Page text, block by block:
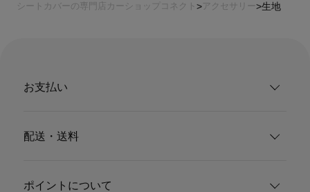
シートカバーの専門店カーショップコネクト アクセサリー 生地
お支払い
配送・送料
ポイントについて